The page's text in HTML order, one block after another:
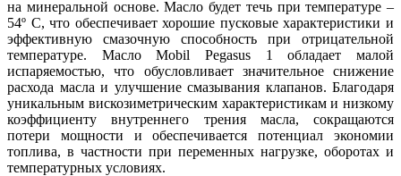
на минеральной основе. Масло будет течь при температуре –
54º C, что обеспечивает хорошие пусковые характеристики и
эффективную смазочную способность при отрицательной
температуре. Масло Mobil Pegasus 1 обладает малой
испаряемостью, что обусловливает значительное снижение
расхода масла и улучшение смазывания клапанов. Благодаря
уникальным вискозиметрическим характеристикам и низкому
коэффициенту внутреннего трения масла, сокращаются
потери мощности и обеспечивается потенциал экономии
топлива, в частности при переменных нагрузке, оборотах и
температурных условиях.